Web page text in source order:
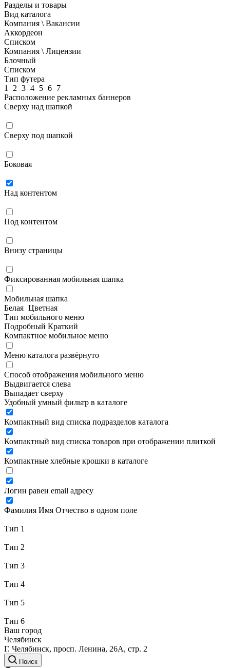
Разделы и товары
Вид каталога
Компания \ Вакансии
Аккордеон
Списком
Компания \ Лицензии
Блочный
Списком
Тип футера
1
2 3 4 5 6 7
Расположение рекламных баннеров
Сверху над шапкой
Сверху под шапкой
Боковая
Над контентом
Под контентом
Внизу страницы
Фиксированная мобильная шапка
Мобильная шапка
Белая Цветная
Тип мобильного меню
Подробный Краткий
Компактное мобильное меню
Меню каталога развёрнуто
Способ отображения мобильного меню
Выдвигается слева
Выпадает сверху
Удобный умный фильтр в каталоге
Компактный вид списка подразделов каталога
Компактный вид списка товаров при отображении плиткой
Компактные хлебные крошки в каталоге
Логин равен email адресу
Фамилия Имя Отчество в одном поле
Тип 1
Тип 2
Тип 3
Тип 4
Тип 5
Тип 6
Ваш город
Челябинск
Г. Челябинск, просп. Ленина, 26А, стр. 2
Поиск